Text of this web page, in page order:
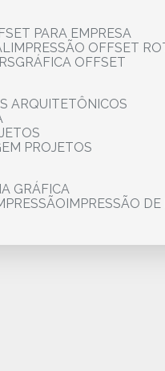
PARA EMPRESA
IMPRESSÃO OFFSET
GRÁFICA OFFSET
ARQUITETÔNICOS
PROJETOS
GRÁFICA
IMPRESSÃO